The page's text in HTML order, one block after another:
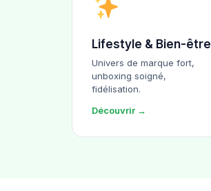
Lifestyle & Bien-être
Univers de marque fort,
unboxing soigné,
fidélisation.
Découvrir →